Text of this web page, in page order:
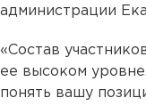
администрации
«Состав
ее высоком
понять вашу